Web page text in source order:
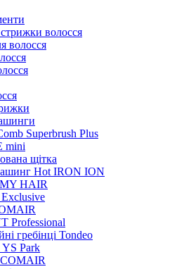
волосся
волосся
Superbrush Plus
mini
щітка
Hot IRON ION
HAIR
Professional
гребінці Tondeo
YS Park